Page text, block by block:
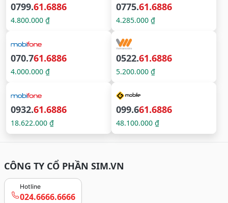
0799.61.6886
4.800.000 ₫
0775.61.6886
4.285.000 ₫
070.761.6886
4.000.000 ₫
0522.61.6886
5.200.000 ₫
0932.61.6886
18.622.000 ₫
099.661.6886
48.100.000 ₫
CÔNG TY CỔ PHẦN SIM.VN
Hotline
024.6666.6666